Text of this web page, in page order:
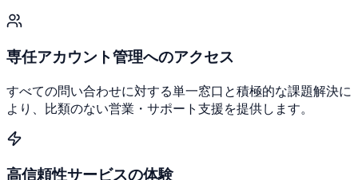
専任アカウント管理へのアクセス
すべての問い合わせに対する単一窓口と積極的な課題解決に
より、比類のない営業・サポート支援を提供します。
高信頼性サービスの体験